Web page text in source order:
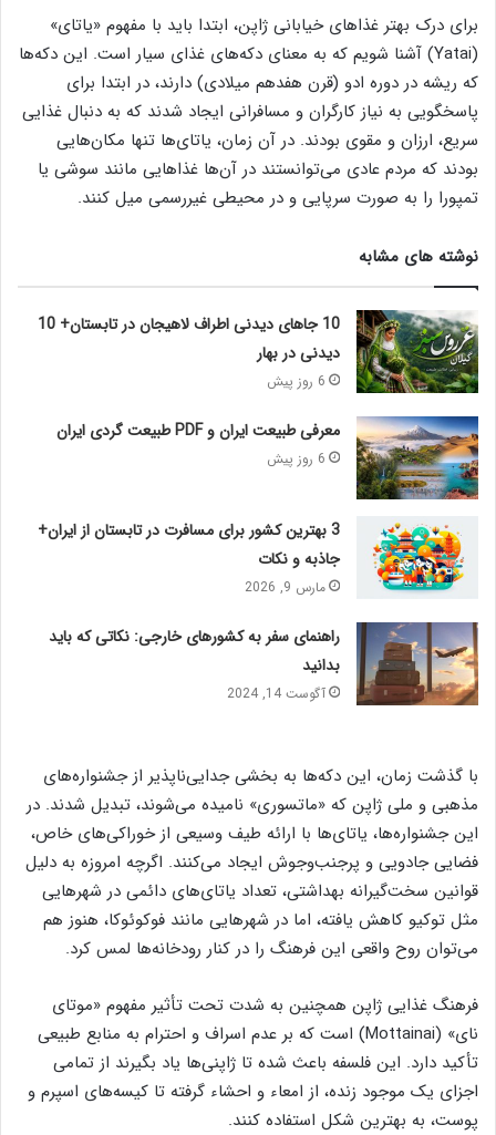
برای درک بهتر غذاهای خیابانی ژاپن، ابتدا باید با مفهوم «یاتای»
(Yatai) آشنا شویم که به معنای دکه‌های غذای سیار است. این دکه‌ها
که ریشه در دوره ادو (قرن هفدهم میلادی) دارند، در ابتدا برای
پاسخگویی به نیاز کارگران و مسافرانی ایجاد شدند که به دنبال غذایی
سریع، ارزان و مقوی بودند. در آن زمان، یاتای‌ها تنها مکان‌هایی
بودند که مردم عادی می‌توانستند در آن‌ها غذاهایی مانند سوشی یا
تمپورا را به صورت سرپایی و در محیطی غیررسمی میل کنند.
نوشته های مشابه
10 جاهای دیدنی اطراف لاهیجان در تابستان+ 10
دیدنی در بهار
6 روز پیش
معرفی طبیعت ایران و PDF طبیعت گردی ایران
6 روز پیش
3 بهترین کشور برای مسافرت در تابستان از ایران+
جاذبه و نکات
مارس 9, 2026
راهنمای سفر به کشورهای خارجی: نکاتی که باید
بدانید
آگوست 14, 2024
با گذشت زمان، این دکه‌ها به بخشی جدایی‌ناپذیر از جشنواره‌های
مذهبی و ملی ژاپن که «ماتسوری» نامیده می‌شوند، تبدیل شدند. در
این جشنواره‌ها، یاتای‌ها با ارائه طیف وسیعی از خوراکی‌های خاص،
فضایی جادویی و پرجنب‌وجوش ایجاد می‌کنند. اگرچه امروزه به دلیل
قوانین سخت‌گیرانه بهداشتی، تعداد یاتای‌های دائمی در شهرهایی
مثل توکیو کاهش یافته، اما در شهرهایی مانند فوکوئوکا، هنوز هم
می‌توان روح واقعی این فرهنگ را در کنار رودخانه‌ها لمس کرد.
فرهنگ غذایی ژاپن همچنین به شدت تحت تأثیر مفهوم «موتای
نای» (Mottainai) است که بر عدم اسراف و احترام به منابع طبیعی
تأکید دارد. این فلسفه باعث شده تا ژاپنی‌ها یاد بگیرند از تمامی
اجزای یک موجود زنده، از امعاء و احشاء گرفته تا کیسه‌های اسپرم و
پوست، به بهترین شکل استفاده کنند.